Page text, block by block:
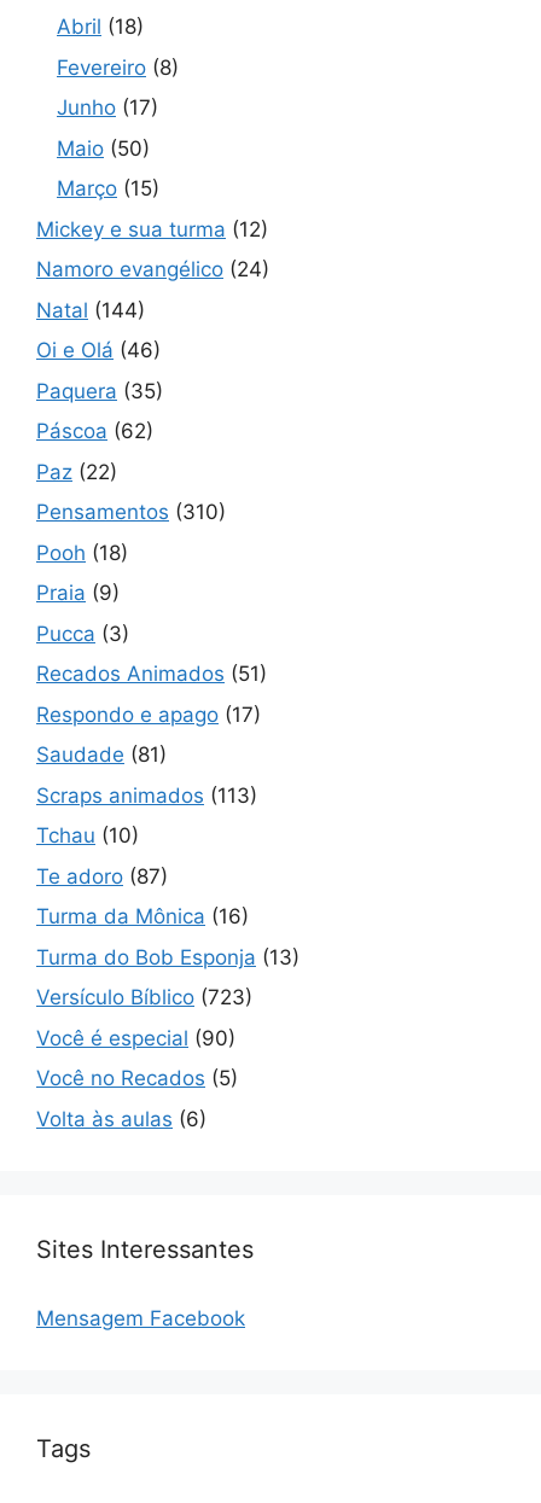
Abril (18)
Fevereiro (8)
Junho (17)
Maio (50)
Março (15)
Mickey e sua turma (12)
Namoro evangélico (24)
Natal (144)
Oi e Olá (46)
Paquera (35)
Páscoa (62)
Paz (22)
Pensamentos (310)
Pooh (18)
Praia (9)
Pucca (3)
Recados Animados (51)
Respondo e apago (17)
Saudade (81)
Scraps animados (113)
Tchau (10)
Te adoro (87)
Turma da Mônica (16)
Turma do Bob Esponja (13)
Versículo Bíblico (723)
Você é especial (90)
Você no Recados (5)
Volta às aulas (6)
Sites Interessantes
Mensagem Facebook
Tags